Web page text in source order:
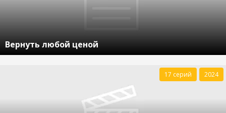
Вернуть любой ценой
17 серий 2024